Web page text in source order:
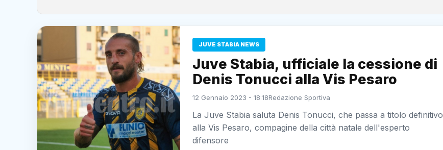
JUVE STABIA NEWS
Juve Stabia, ufficiale la cessione di
Denis Tonucci alla Vis Pesaro
12 Gennaio 2023 - 18:18Redazione Sportiva
La Juve Stabia saluta Denis Tonucci, che passa a titolo definitivo
alla Vis Pesaro, compagine della città natale dell'esperto
difensore